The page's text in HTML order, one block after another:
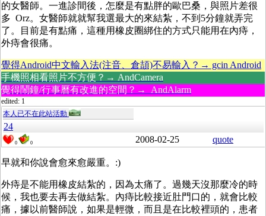
的女醫師。一進診間後，怎麼是有點胖的歐巴桑，與照片差很
多 Orz。女醫師就就幫我選最大的來結紮，不到5分鐘就弄完
了。目前是有點痛，這種用橡皮圈綁住的方式只能用在內痔，
外痔會很痛。
覺得Android中文輸入法(注音、倉頡)不易輸入？→ gcin Android
手機照相看照片不方便？→ AndCamera
覺得鬧鐘/行事曆有改進的空間？→ AndAlarm
edited: 1
本人已不在此站活動
24
0 0 2008-02-25 quote
早就和你說會愈來愈嚴重。:)
外痔是不能用橡皮結紮的，因為太痛了。過幾天沒那麼冷的時
候，我也要去再去做結紮。內痔比較接近肚門口的，就會比較
痛，據以前醫師說，如果是輕微，而且是在比較裡頭的，患者